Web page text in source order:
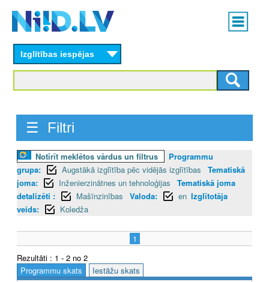
content
Main
menu
Izglītības iespējas
☰ Filtri
Notīrīt meklētos vārdus un filtrus
Programmu
grupa:
Augstākā izglītība pēc vidējās izglītības
Tematiskā
joma:
Inženierzinātnes un tehnoloģijas
Tematiskā joma
detalizēti :
Mašīnzinības Valoda: en Izglītotāja
veids:
Koledža
1
Rezultāti : 1 - 2 no 2
Programmu skats
Iestāžu skats